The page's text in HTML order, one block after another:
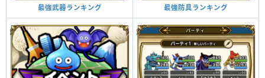
最強武器ランキング 最強防具ランキング